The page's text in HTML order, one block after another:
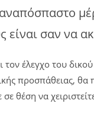
σαν να
έλεγχο του
προσπάθειας,
θέση να